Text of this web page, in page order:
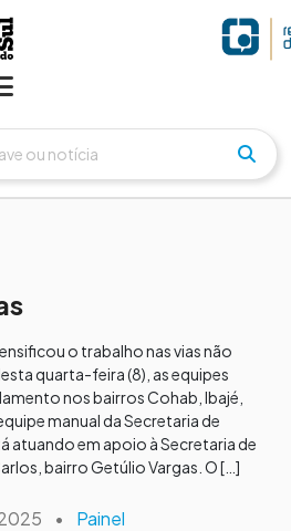
o trabalho nas vias não
quarta-feira (8), as equipes
nos bairros Cohab, Ibajé,
manual da Secretaria de
atuando em apoio à Secretaria de
bairro Getúlio Vargas. O […]
• Painel